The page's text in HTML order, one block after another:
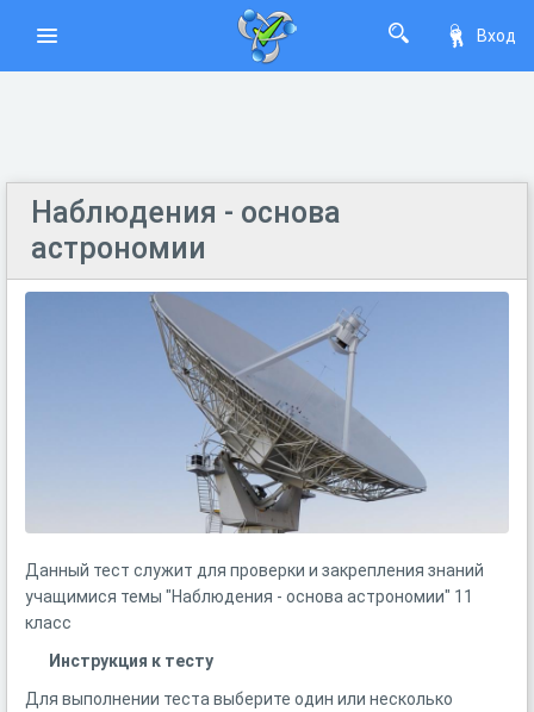
Вход
Наблюдения - основа
астрономии
Данный тест служит для проверки и закрепления знаний
учащимися темы "Наблюдения - основа астрономии" 11
класс
Инструкция к тесту
Для выполнении теста выберите один или несколько